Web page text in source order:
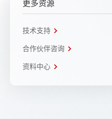
更多资源
技术支持
合作伙伴咨询
资料中心